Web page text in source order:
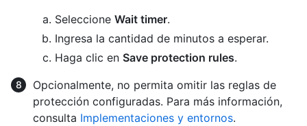
Seleccione Wait timer.
Ingresa la cantidad de minutos a esperar.
Haga clic en Save protection rules.
Opcionalmente, no permita omitir las reglas de
protección configuradas. Para más información,
consulta Implementaciones y entornos.